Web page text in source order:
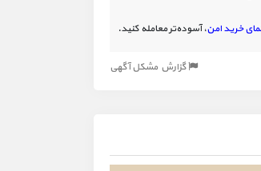
خرید امن، آسوده‌تر معامله کنید.
گزارش مشکل آگهی